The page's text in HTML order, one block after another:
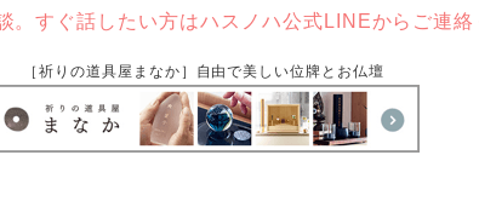
。すぐ話したい方はハスノハ公式LINEからご連絡
［祈りの道具屋まなか］自由で美しい位牌とお仏壇